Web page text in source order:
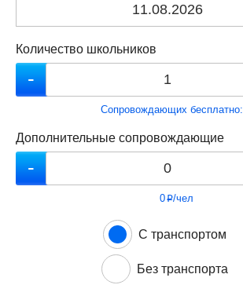
Количество школьников
Сопровождающих бесплатно:
Дополнительные сопровождающие
0p/чел
С транспортом
Без транспорта